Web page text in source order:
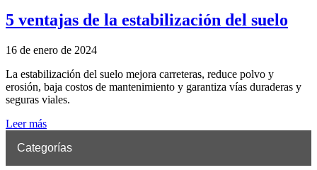
5 ventajas de la estabilización del suelo
16 de enero de 2024
La estabilización del suelo mejora carreteras, reduce polvo y
erosión, baja costos de mantenimiento y garantiza vías duraderas y
seguras viales.
Leer más
Categorías